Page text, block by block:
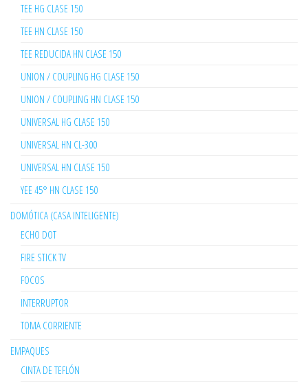
TEE HG CLASE 150
TEE HN CLASE 150
TEE REDUCIDA HN CLASE 150
UNION / COUPLING HG CLASE 150
UNION / COUPLING HN CLASE 150
UNIVERSAL HG CLASE 150
UNIVERSAL HN CL-300
UNIVERSAL HN CLASE 150
YEE 45° HN CLASE 150
DOMÓTICA (CASA INTELIGENTE)
ECHO DOT
FIRE STICK TV
FOCOS
INTERRUPTOR
TOMA CORRIENTE
EMPAQUES
CINTA DE TEFLÓN